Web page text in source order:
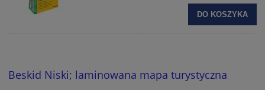
DO KOSZYKA
Beskid Niski; laminowana mapa turystyczna